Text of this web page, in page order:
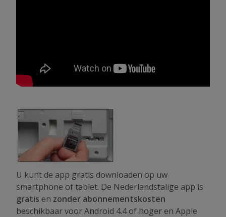
U kunt de app gratis downloaden op uw
smartphone of tablet. De Nederlandstalige app is
gratis en zonder abonnementskosten
beschikbaar voor Android 4.4 of hoger en Apple